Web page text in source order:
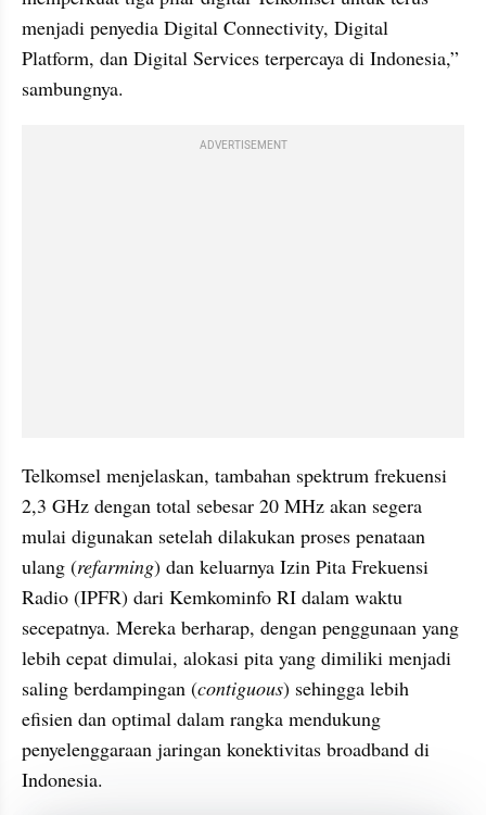
menjadi penyedia Digital Connectivity, Digital
Platform, dan Digital Services terpercaya di Indonesia,”
sambungnya.
ADVERTISEMENT
Telkomsel menjelaskan, tambahan spektrum frekuensi
2,3 GHz dengan total sebesar 20 MHz akan segera
mulai digunakan setelah dilakukan proses penataan
ulang (refarming) dan keluarnya Izin Pita Frekuensi
Radio (IPFR) dari Kemkominfo RI dalam waktu
secepatnya. Mereka berharap, dengan penggunaan yang
lebih cepat dimulai, alokasi pita yang dimiliki menjadi
saling berdampingan (contiguous) sehingga lebih
efisien dan optimal dalam rangka mendukung
penyelenggaraan jaringan konektivitas broadband di
Indonesia.